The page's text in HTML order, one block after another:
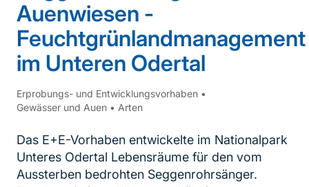
Auenwiesen -
Feuchtgrünlandmanagement
im Unteren Odertal
Erprobungs- und Entwicklungsvorhaben •
Gewässer und Auen • Arten
Das E+E-Vorhaben entwickelte im Nationalpark
Unteres Odertal Lebensräume für den vom
Aussterben bedrohten Seggenrohrsänger.